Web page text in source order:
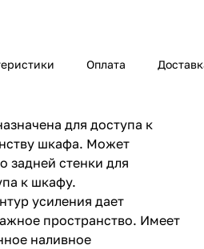
Оплата
для доступа к
шкафа. Может
задней стенки для
к шкафу.
усиления дает
пространство. Имеет
наливное